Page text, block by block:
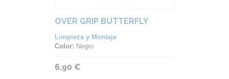
OVER GRIP BUTTERFLY
Limpieza y Montaje
Color: Negro
6,90 €